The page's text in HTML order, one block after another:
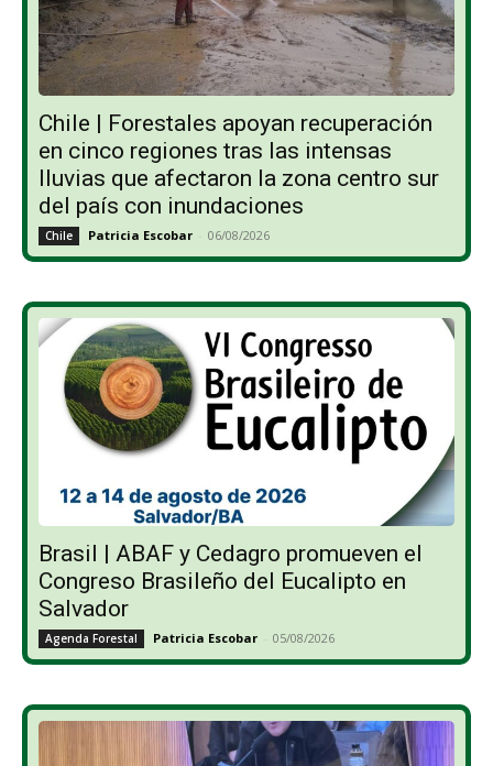
Chile | Forestales apoyan recuperación
en cinco regiones tras las intensas
lluvias que afectaron la zona centro sur
del país con inundaciones
Chile Patricia Escobar - 06/08/2026
Brasil | ABAF y Cedagro promueven el
Congreso Brasileño del Eucalipto en
Salvador
Agenda Forestal Patricia Escobar - 05/08/2026